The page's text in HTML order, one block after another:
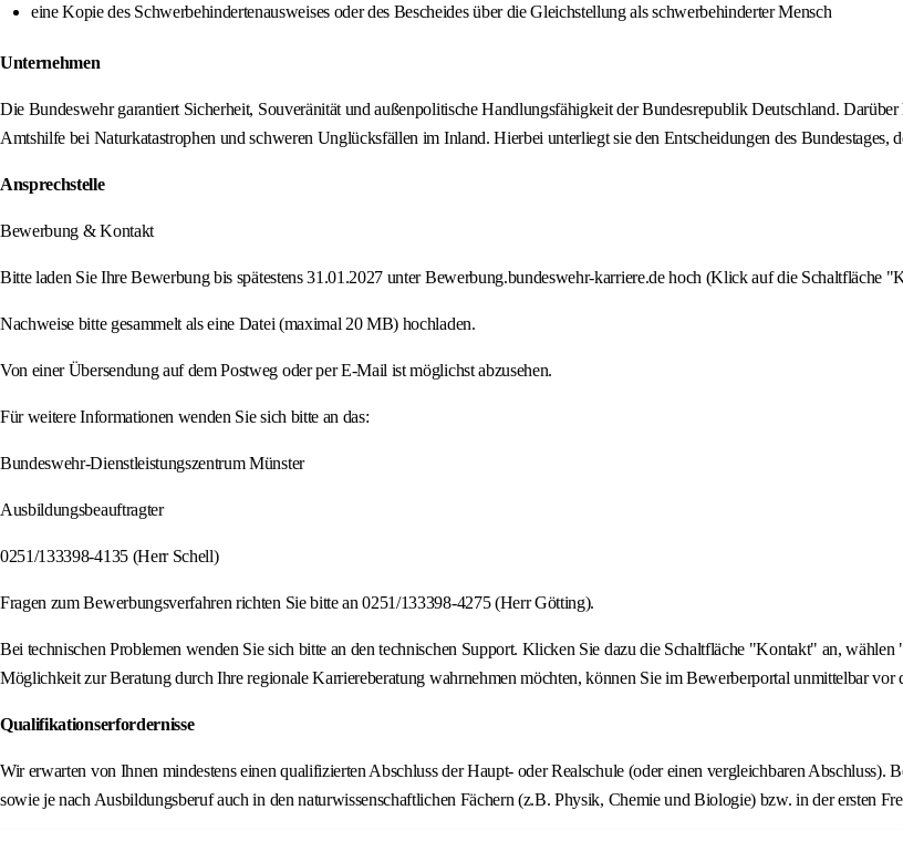
eine Kopie des Schwerbehindertenausweises oder des Bescheides über die Gleichstellung als schwerbehinderter Mensch
Unternehmen
Die Bundeswehr garantiert Sicherheit, Souveränität und außenpolitische Handlungsfähigkeit der Bundesrepublik Deutschland.
Amtshilfe bei Naturkatastrophen und schweren Unglücksfällen im Inland. Hierbei unterliegt sie den Entscheidungen des Bundestages,
Ansprechstelle
Bewerbung & Kontakt
Bitte laden Sie Ihre Bewerbung bis spätestens 31.01.2027 unter Bewerbung.bundeswehr-karriere.de hoch (Klick auf die Schaltfläche
Nachweise bitte gesammelt als eine Datei (maximal 20 MB) hochladen.
Von einer Übersendung auf dem Postweg oder per E-Mail ist möglichst abzusehen.
Für weitere Informationen wenden Sie sich bitte an das:
Bundeswehr-Dienstleistungszentrum Münster
Ausbildungsbeauftragter
0251/133398-4135 (Herr Schell)
Fragen zum Bewerbungsverfahren richten Sie bitte an 0251/133398-4275 (Herr Götting).
Bei technischen Problemen wenden Sie sich bitte an den technischen Support. Klicken Sie dazu die Schaltfläche "Kontakt" an,
Möglichkeit zur Beratung durch Ihre regionale Karriereberatung wahrnehmen möchten, können Sie im Bewerberportal unmittelbar
Qualifikationserfordernisse
Wir erwarten von Ihnen mindestens einen qualifizierten Abschluss der Haupt- oder Realschule (oder einen vergleichbaren
sowie je nach Ausbildungsberuf auch in den naturwissenschaftlichen Fächern (z.B. Physik, Chemie und Biologie) bzw. in der ersten